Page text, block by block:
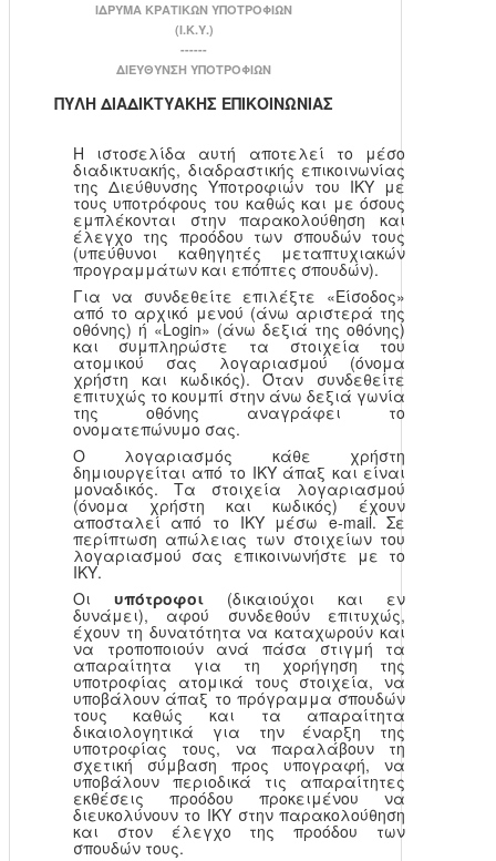
ΙΔΡΥΜΑ ΚΡΑΤΙΚΩΝ ΥΠΟΤΡΟΦΙΩΝ
(Ι.Κ.Υ.)
------
ΔΙΕΥΘΥΝΣΗ ΥΠΟΤΡΟΦΙΩΝ
ΠΥΛΗ ΔΙΑΔΙΚΤΥΑΚΗΣ ΕΠΙΚΟΙΝΩΝΙΑΣ
Η ιστοσελίδα αυτή αποτελεί το μέσο
διαδικτυακής, διαδραστικής επικοινωνίας
της Διεύθυνσης Υποτροφιών του ΙΚΥ με
τους υποτρόφους του καθώς και με όσους
εμπλέκονται στην παρακολούθηση και
έλεγχο της προόδου των σπουδών τους
(υπεύθυνοι καθηγητές μεταπτυχιακών
προγραμμάτων και επόπτες σπουδών).
Για να συνδεθείτε επιλέξτε «Είσοδος»
από το αρχικό μενού (άνω αριστερά της
οθόνης) ή «Login» (άνω δεξιά της οθόνης)
και συμπληρώστε τα στοιχεία του
ατομικού σας λογαριασμού (όνομα
χρήστη και κωδικός). Όταν συνδεθείτε
επιτυχώς το κουμπί στην άνω δεξιά γωνία
της οθόνης αναγράφει το
ονοματεπώνυμο σας.
Ο λογαριασμός κάθε χρήστη
δημιουργείται από το ΙΚΥ άπαξ και είναι
μοναδικός. Τα στοιχεία λογαριασμού
(όνομα χρήστη και κωδικός) έχουν
αποσταλεί από το ΙΚΥ μέσω e-mail. Σε
περίπτωση απώλειας των στοιχείων του
λογαριασμού σας επικοινωνήστε με το
ΙΚΥ.
Οι υπότροφοι(δικαιούχοι και εν
δυνάμει), αφού συνδεθούν επιτυχώς,
έχουν τη δυνατότητα να καταχωρούν και
να τροποποιούν ανά πάσα στιγμή τα
απαραίτητα για τη χορήγηση της
υποτροφίας ατομικά τους στοιχεία, να
υποβάλουν άπαξ το πρόγραμμα σπουδών
τους καθώς και τα απαραίτητα
δικαιολογητικά για την έναρξη της
υποτροφίας τους, να παραλάβουν τη
σχετική σύμβαση προς υπογραφή, να
υποβάλουν περιοδικά τις απαραίτητες
εκθέσεις προόδου προκειμένου να
διευκολύνουν το ΙΚΥ στην παρακολούθηση
και στον έλεγχο της προόδου των
σπουδών τους.